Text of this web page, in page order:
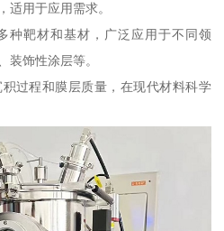
适用于应用需求。
种靶材和基材，广泛应用于不同领
装饰性涂层等。
过程和膜层质量，在现代材料科学